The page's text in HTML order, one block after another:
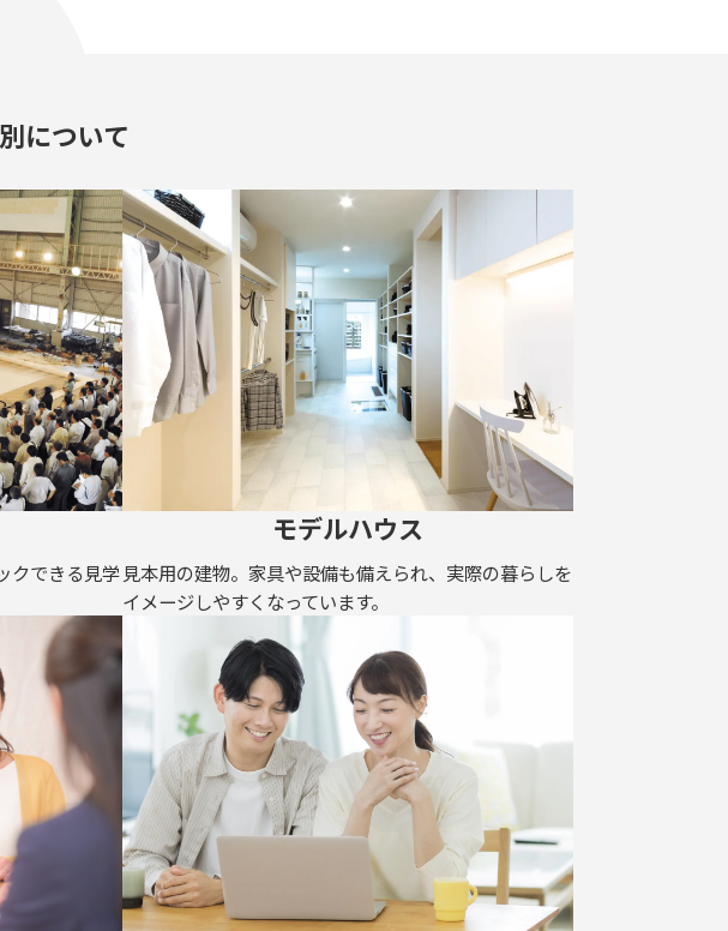
について
クできる見学
モデルハウス
見本用の建物。家具や設備も備えられ、実際の暮らしを
イメージしやすくなっています。